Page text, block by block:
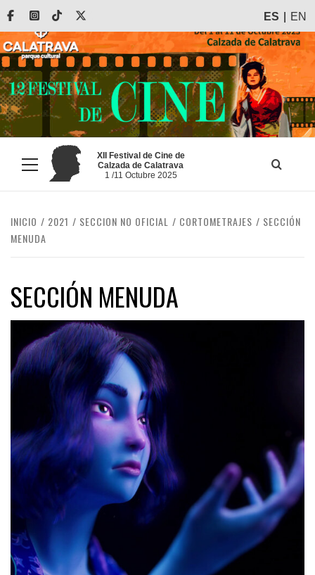
Saltar
contenido
FacebookInstagram
Tiktok ES EN
Menú
principal
XII Festival de Cine de
Calzada de Calatrava
1 /11 Octubre 2025
INICIO 2021 SECCION NO OFICIAL CORTOMETRAJES
SECCIÓN
MENUDA
SECCIÓN MENUDA